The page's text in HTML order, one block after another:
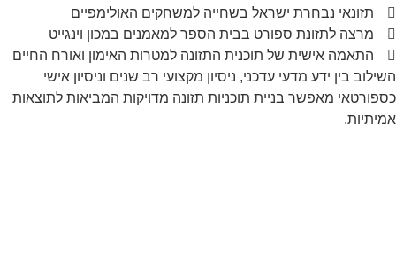
תזונאי נבחרת ישראל בשחייה למשחקים האולימפיים
מרצה לתזונת ספורט בבית הספר למאמנים במכון וינגייט
התאמה אישית של תוכנית התזונה למטרות האימון ואורח החיים
השילוב בין ידע מדעי עדכני, ניסיון מקצועי רב שנים וניסיון אישי
כספורטאי מאפשר בניית תוכניות תזונה מדויקות המביאות לתוצאות
אמיתיות.